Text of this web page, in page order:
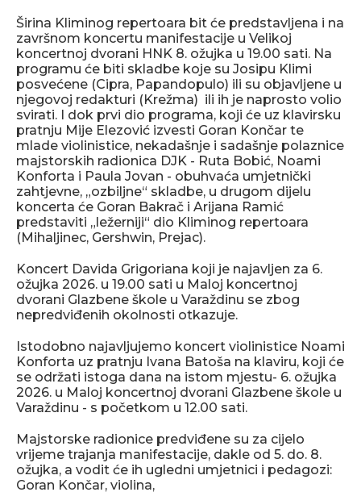
Širina Kliminog repertoara bit će predstavljena i na
završnom koncertu manifestacije u Velikoj
koncertnoj dvorani HNK 8. ožujka u 19.00 sati. Na
programu će biti skladbe koje su Josipu Klimi
posvećene (Cipra, Papandopulo) ili su objavljene u
njegovoj redakturi (Krežma) ili ih je naprosto volio
svirati. I dok prvi dio programa, koji će uz klavirsku
pratnju Mije Elezović izvesti Goran Končar te
mlade violinistice, nekadašnje i sadašnje polaznice
majstorskih radionica DJK - Ruta Bobić, Noami
Konforta i Paula Jovan - obuhvaća umjetnički
zahtjevne, „ozbiljne“ skladbe, u drugom dijelu
koncerta će Goran Bakrač i Arijana Ramić
predstaviti „ležerniji“ dio Kliminog repertoara
(Mihaljinec, Gershwin, Prejac).
Koncert Davida Grigoriana koji je najavljen za 6.
ožujka 2026. u 19.00 sati u Maloj koncertnoj
dvorani Glazbene škole u Varaždinu se zbog
nepredviđenih okolnosti otkazuje.
Istodobno najavljujemo koncert violinistice Noami
Konforta uz pratnju Ivana Batoša na klaviru, koji će
se održati istoga dana na istom mjestu- 6. ožujka
2026. u Maloj koncertnoj dvorani Glazbene škole u
Varaždinu - s početkom u 12.00 sati.
Majstorske radionice predviđene su za cijelo
vrijeme trajanja manifestacije, dakle od 5. do. 8.
ožujka, a vodit će ih ugledni umjetnici i pedagozi:
Goran Končar, violina,